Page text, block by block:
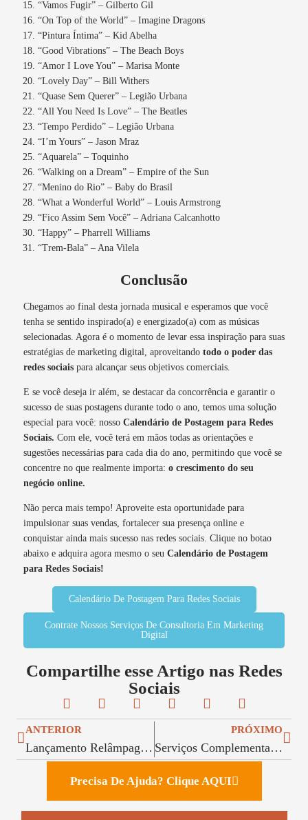
“Vamos Fugir” – Gilberto Gil
“On Top of the World” – Imagine Dragons
“Pintura Íntima” – Kid Abelha
“Good Vibrations” – The Beach Boys
“Amor I Love You” – Marisa Monte
“Lovely Day” – Bill Withers
“Quase Sem Querer” – Legião Urbana
“All You Need Is Love” – The Beatles
“Tempo Perdido” – Legião Urbana
“I’m Yours” – Jason Mraz
“Aquarela” – Toquinho
“Walking on a Dream” – Empire of the Sun
“Menino do Rio” – Baby do Brasil
“What a Wonderful World” – Louis Armstrong
“Fico Assim Sem Você” – Adriana Calcanhotto
“Happy” – Pharrell Williams
“Trem-Bala” – Ana Vilela
Conclusão
Chegamos ao final desta jornada musical e esperamos que você
tenha se sentido inspirado(a) e energizado(a) com as músicas
selecionadas. Agora é o momento de levar essa inspiração para suas
estratégias de marketing digital, aproveitando todo o poder das
redes sociais para alcançar seus objetivos comerciais.
E se você deseja ir além, se destacar da concorrência e garantir o
sucesso de suas postagens durante todo o ano, temos uma solução
especial para você: nosso Calendário de Postagem para Redes
Sociais. Com ele, você terá em mãos todas as orientações e
sugestões necessárias para cada dia do ano, permitindo que você se
concentre no que realmente importa: o crescimento do seu
negócio online.
Não perca mais tempo! Aproveite esta oportunidade para
impulsionar suas vendas, fortalecer sua presença online e
conquistar ainda mais sucesso nas redes sociais. Clique no botao
abaixo e adquira agora mesmo o seu Calendário de Postagem
para Redes Sociais!
Calendário De Postagem Para Redes Sociais
Contrate Nossos Serviços De Consultoria Em Marketing
Digital
Compartilhe esse Artigo nas Redes
Sociais
ANTERIOR
Lançamento Relâmpago: Injetando Energia Nas Suas Vendas Com Aceleração Máxima
PRÓXIMO
Serviços Complementares Para Sua Agência Lucrar Mais
Precisa De Ajuda? Clique AQUI